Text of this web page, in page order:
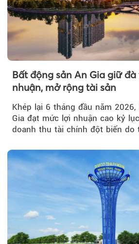
Bất động sản An Gia giữ
nhuận, mở rộng tài sản
Khép lại 6 tháng đầu năm
Gia đạt mức lợi nhuận cao kỷ
doanh thu tài chính đột biến do